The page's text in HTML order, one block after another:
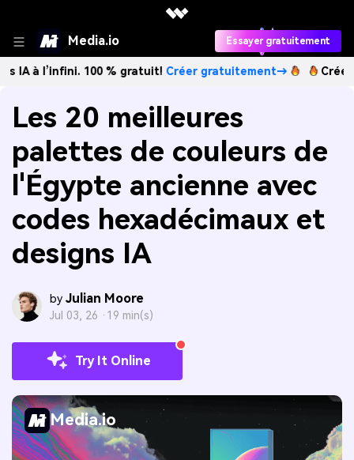
Media.io Essayer gratuitement
100 % gratuit!Créer gratuitement→ Créez des
Les 20 meilleures
palettes de couleurs de
l'Égypte ancienne avec
codes hexadécimaux et
designs IA
by Julian Moore
Jul 03, 26 · 19 min(s)
Try It Online
Media.io